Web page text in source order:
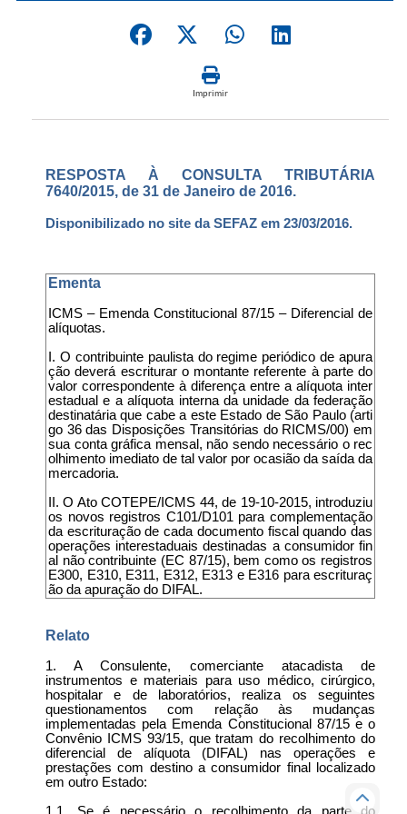
Imprimir
RESPOSTA À CONSULTA TRIBUTÁRIA
7640/2015, de 31 de Janeiro de 2016.
Disponibilizado no site da SEFAZ em 23/03/2016.
Ementa
ICMS – Emenda Constitucional 87/15 – Diferencial de
alíquotas.
I. O contribuinte paulista do regime periódico de apura
ção deverá escriturar o montante referente à parte do
valor correspondente à diferença entre a alíquota inter
estadual e a alíquota interna da unidade da federação
destinatária que cabe a este Estado de São Paulo (arti
go 36 das Disposições Transitórias do RICMS/00) em
sua conta gráfica mensal, não sendo necessário o rec
olhimento imediato de tal valor por ocasião da saída da
mercadoria.
II. O Ato COTEPE/ICMS 44, de 19-10-2015, introduziu
os novos registros C101/D101 para complementação
da escrituração de cada documento fiscal quando das
operações interestaduais destinadas a consumidor fin
al não contribuinte (EC 87/15), bem como os registros
E300, E310, E311, E312, E313 e E316 para escrituraç
ão da apuração do DIFAL.
Relato
1. A Consulente, comerciante atacadista de
instrumentos e materiais para uso médico, cirúrgico,
hospitalar e de laboratórios, realiza os seguintes
questionamentos com relação às mudanças
implementadas pela Emenda Constitucional 87/15 e o
Convênio ICMS 93/15, que tratam do recolhimento do
diferencial de alíquota (DIFAL) nas operações e
prestações com destino a consumidor final localizado
em outro Estado: